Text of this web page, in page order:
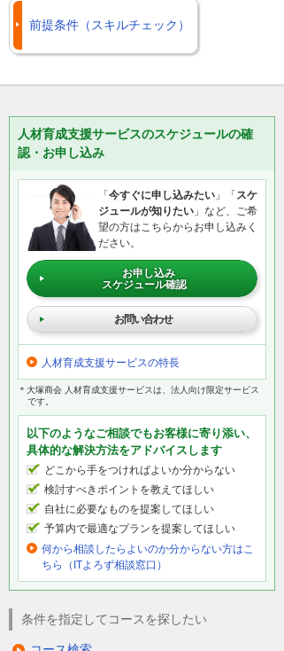
前提条件（スキルチェック）
人材育成支援サービスのスケジュールの確
認・お申し込み
「 今すぐに申し込みたい 」「 スケ
ジュールが知りたい 」など、ご希
望の方はこちらからお申し込みく
ださい。
お申し込み
スケジュール確認
お問い合わせ
人材育成支援サービスの特長
＊大塚商会 人材育成支援サービスは、法人向け限定サービス
です。
以下のようなご相談でもお客様に寄り添い、
具体的な解決方法をアドバイスします
どこから手をつければよいか分からない
検討すべきポイントを教えてほしい
自社に必要なものを提案してほしい
予算内で最適なプランを提案してほしい
何から相談したらよいのか分からない方はこ
ちら（ITよろず相談窓口）
条件を指定してコースを探したい